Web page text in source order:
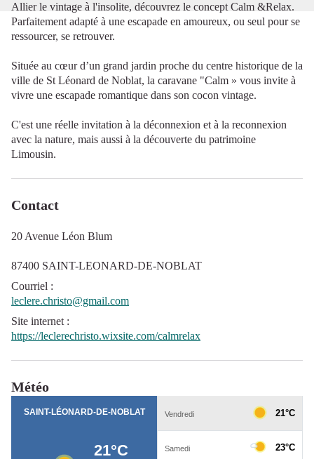
Allier le vintage à l'insolite, découvrez le concept Calm &Relax.
Parfaitement adapté à une escapade en amoureux, ou seul pour se
ressourcer, se retrouver.
Située au cœur d’un grand jardin proche du centre historique de la
ville de St Léonard de Noblat, la caravane "Calm » vous invite à
vivre une escapade romantique dans son cocon vintage.
C'est une réelle invitation à la déconnexion et à la reconnexion
avec la nature, mais aussi à la découverte du patrimoine
Limousin.
Contact
20 Avenue Léon Blum
87400 SAINT-LEONARD-DE-NOBLAT
Courriel :
leclere.christo@gmail.com
Site internet :
https://leclerechristo.wixsite.com/calmrelax
Météo